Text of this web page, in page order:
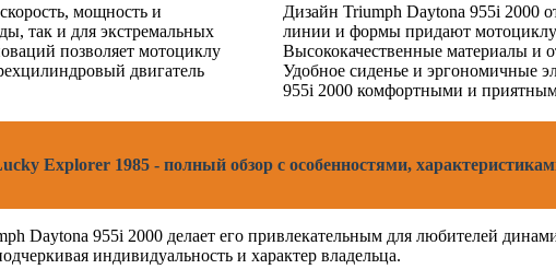
мощность и
так и для экстремальных
позволяет мотоциклу
двигатель
Дизайн Triumph Daytona 955i 2000
линии и формы придают
Высококачественные материалы и
Удобное сиденье и эргономичные
955i 2000 комфортными и
Explorer 1985 - полный обзор с особенностями,
Daytona 955i 2000 делает его привлекательным для любителей
индивидуальность и характер владельца.